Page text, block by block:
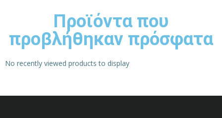
Προϊόντα που
προβλήθηκαν πρόσφατα
No recently viewed products to display